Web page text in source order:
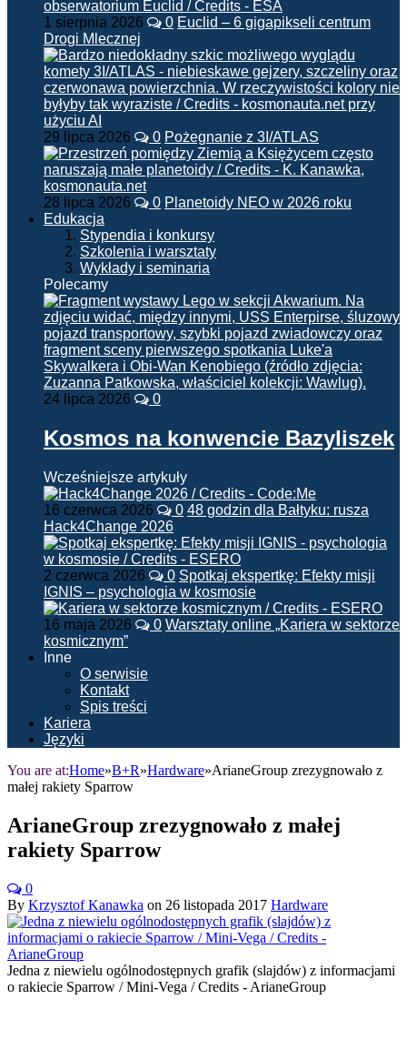
1 sierpnia 2026 0 Euclid – 6 gigapikseli centrum
Drogi Mlecznej
29 lipca 2026 0 Pożegnanie z 3I/ATLAS
28 lipca 2026 0 Planetoidy NEO w 2026 roku
Edukacja
Stypendia i konkursy
Szkolenia i warsztaty
Wykłady i seminaria
Polecamy
24 lipca 2026 0
Kosmos na konwencie Bazyliszek
Wcześniejsze artykuły
16 czerwca 2026 0 48 godzin dla Bałtyku: rusza
Hack4Change 2026
2 czerwca 2026 0 Spotkaj ekspertkę: Efekty misji
IGNIS – psychologia w kosmosie
16 maja 2026 0 Warsztaty online „Kariera w sektorze
kosmicznym”
Inne
O serwisie
Kontakt
Spis treści
Kariera
Języki
You are at:Home»B+R»Hardware»ArianeGroup zrezygnowało z
małej rakiety Sparrow
ArianeGroup zrezygnowało z małej
rakiety Sparrow
0
By Krzysztof Kanawka on 26 listopada 2017 Hardware
Jedna z niewielu ogólnodostępnych grafik (slajdów) z informacjami
o rakiecie Sparrow / Mini-Vega / Credits - ArianeGroup